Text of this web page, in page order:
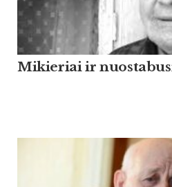
Mikieriai ir